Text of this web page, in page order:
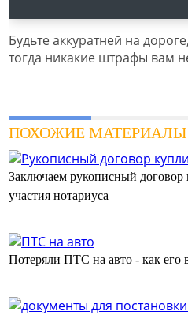
Будьте аккуратней на
тогда никакие штрафы вам
ПОХОЖИЕ МАТЕРИАЛЫ
Заключаем рукописный договор
участия нотариуса
Потеряли ПТС на авто - как его